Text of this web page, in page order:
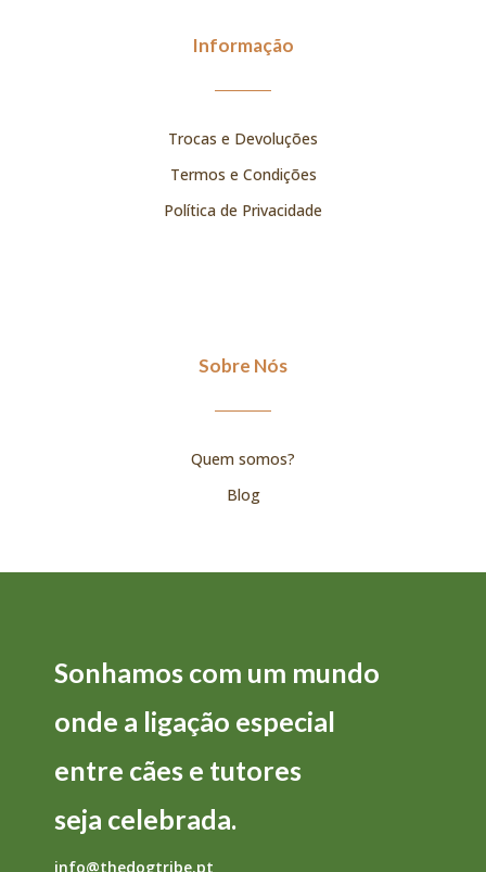
Informação
Trocas e Devoluções
Termos e Condições
Política de Privacidade
Sobre Nós
Quem somos?
Blog
Sonhamos com um mundo
onde a ligação especial
entre cães e tutores
seja celebrada.
info@thedogtribe.pt